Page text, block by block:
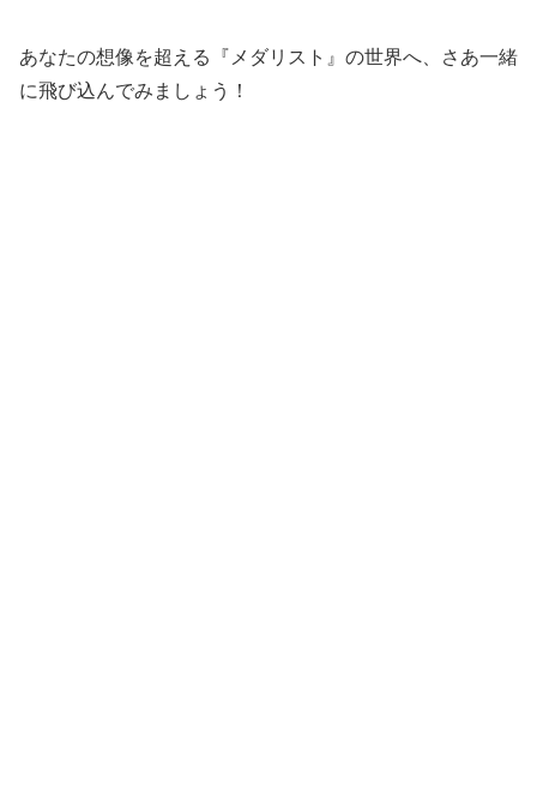
あなたの想像を超える『メダリスト』の世界へ、さあ一緒
に飛び込んでみましょう！